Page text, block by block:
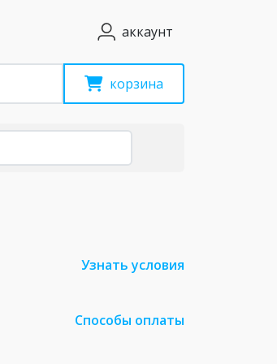
аккаунт
корзина
Узнать условия
Способы оплаты